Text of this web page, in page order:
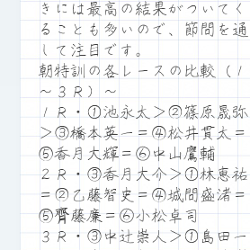
きには最高の結果がついてく
ることも多いので、節間を通
して注目です。
朝特訓の各レースの比較（１
～３Ｒ）～
１Ｒ・①池永太＞②篠原晟弥
＞③橋本英一＝④松井貫太＝
⑤香月大輝＝⑥中山鷹輔
２Ｒ・③香月大介＞①林恵祐
＝②乙藤智史＝④城間盛渚＝
⑤齊藤廉＝⑥小松卓司
３Ｒ・③中辻崇人＞①島田一